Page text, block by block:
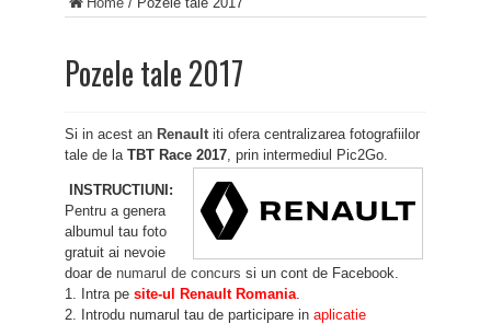
Pozele tale 2017
Si in acest an Renaultiti ofera centralizarea fotografiilor
tale de la TBT Race 2017, prin intermediul Pic2Go.
INSTRUCTIUNI:
Pentru a genera
albumul tau foto
gratuit ai nevoie
doar de numarul de concurs si un cont de Facebook.
1. Intra pe site-ul Renault Romania.
2. Introdu numarul tau de participare in aplicatie